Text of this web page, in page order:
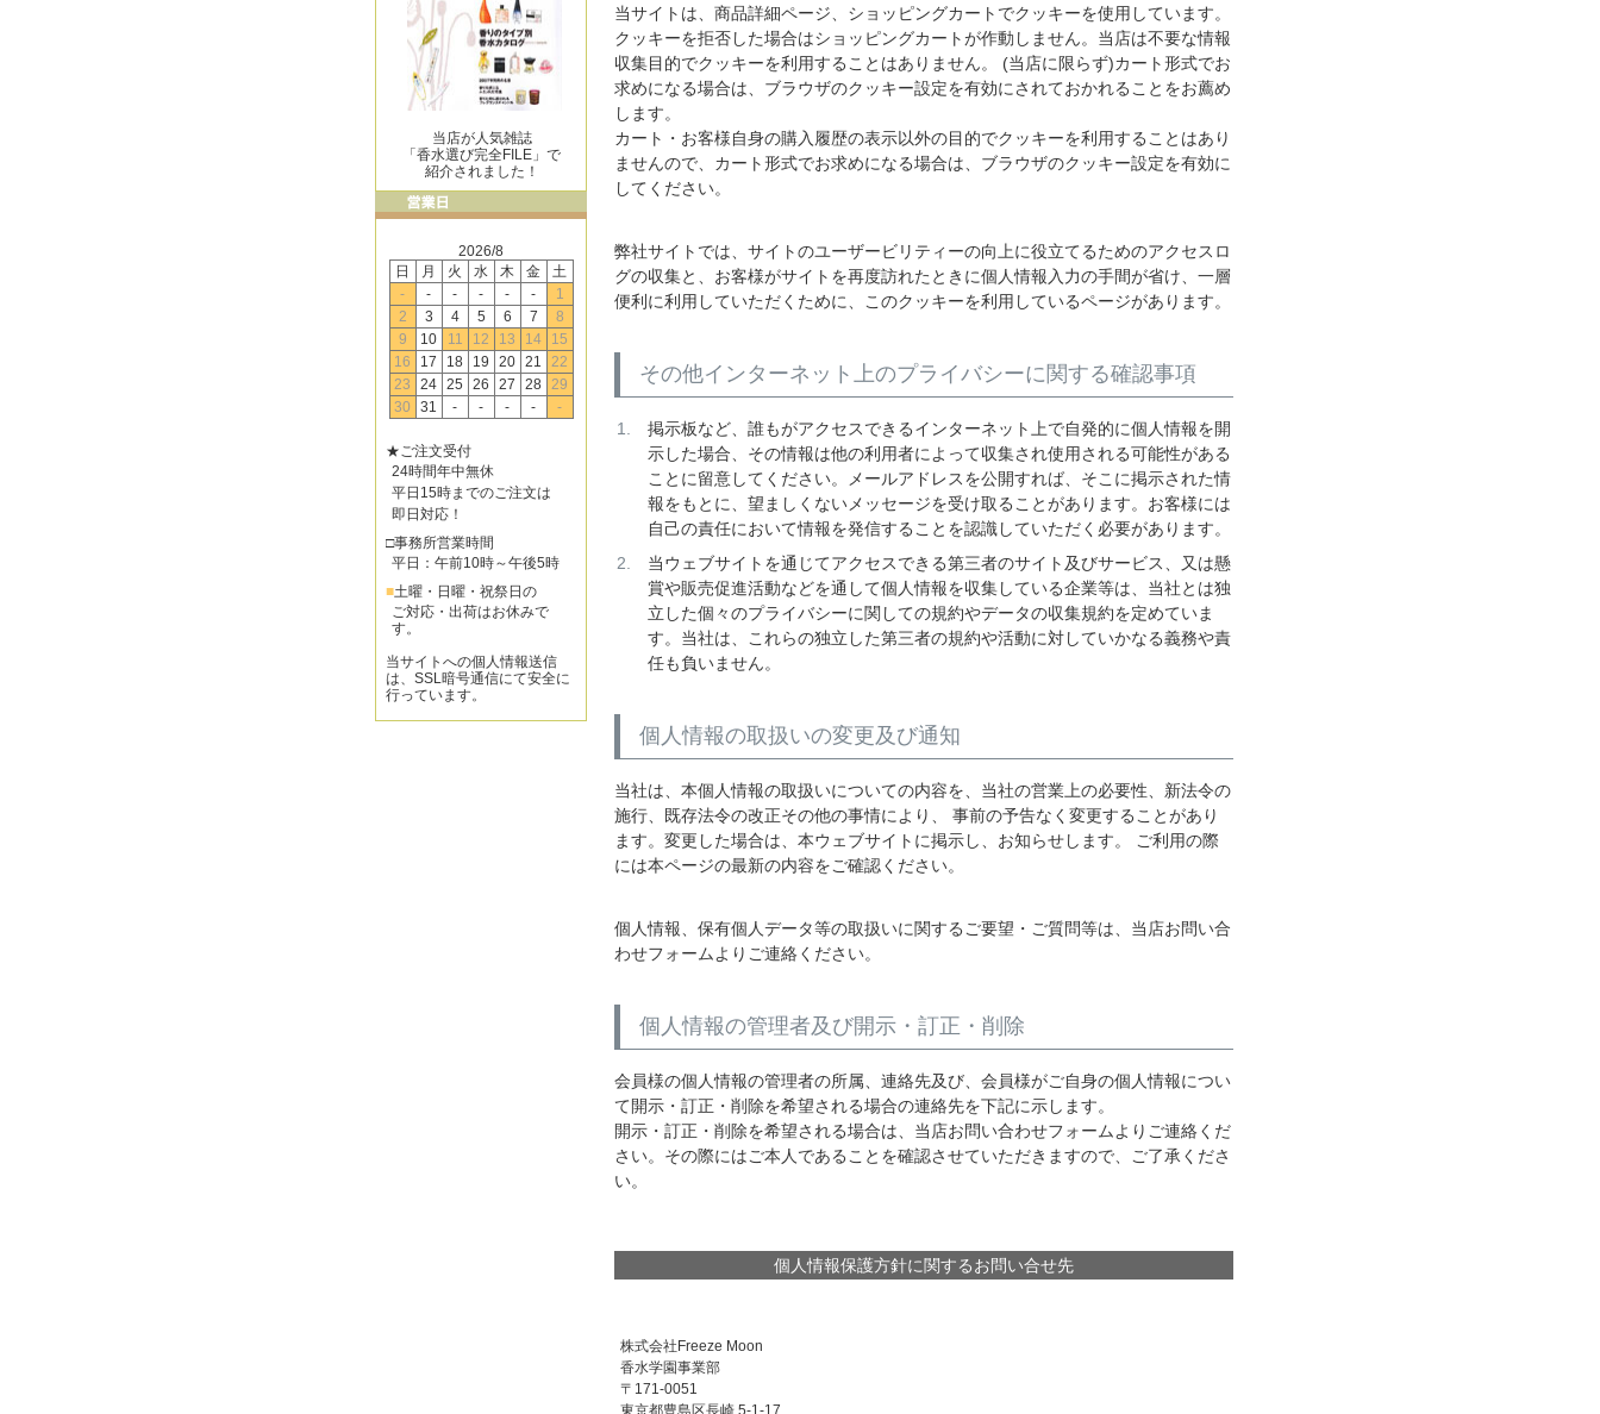
当サイトは、商品詳細ページ、ショッピングカートでクッキーを使用しています。
クッキーを拒否した場合はショッピングカートが作動しません。当店は不要な情報
収集目的でクッキーを利用することはありません。 (当店に限らず)カート形式でお
求めになる場合は、ブラウザのクッキー設定を有効にされておかれることをお薦め
します。
カート・お客様自身の購入履歴の表示以外の目的でクッキーを利用することはあり
ませんので、カート形式でお求めになる場合は、ブラウザのクッキー設定を有効に
してください。
弊社サイトでは、サイトのユーザービリティーの向上に役立てるためのアクセスロ
グの収集と、お客様がサイトを再度訪れたときに個人情報入力の手間が省け、一層
便利に利用していただくために、このクッキーを利用しているページがあります。
その他インターネット上のプライバシーに関する確認事項
掲示板など、誰もがアクセスできるインターネット上で自発的に個人情報を開
示した場合、その情報は他の利用者によって収集され使用される可能性がある
ことに留意してください。メールアドレスを公開すれば、そこに掲示された情
報をもとに、望ましくないメッセージを受け取ることがあります。お客様には
自己の責任において情報を発信することを認識していただく必要があります。
当ウェブサイトを通じてアクセスできる第三者のサイト及びサービス、又は懸
賞や販売促進活動などを通して個人情報を収集している企業等は、当社とは独
立した個々のプライバシーに関しての規約やデータの収集規約を定めていま
す。当社は、これらの独立した第三者の規約や活動に対していかなる義務や責
任も負いません。
個人情報の取扱いの変更及び通知
当社は、本個人情報の取扱いについての内容を、当社の営業上の必要性、新法令の
施行、既存法令の改正その他の事情により、 事前の予告なく変更することがあり
ます。変更した場合は、本ウェブサイトに掲示し、お知らせします。 ご利用の際
には本ページの最新の内容をご確認ください。
個人情報、保有個人データ等の取扱いに関するご要望・ご質問等は、当店お問い合
わせフォームよりご連絡ください。
個人情報の管理者及び開示・訂正・削除
会員様の個人情報の管理者の所属、連絡先及び、会員様がご自身の個人情報につい
て開示・訂正・削除を希望される場合の連絡先を下記に示します。
開示・訂正・削除を希望される場合は、当店お問い合わせフォームよりご連絡くだ
さい。その際にはご本人であることを確認させていただきますので、ご了承くださ
い。
個人情報保護方針に関するお問い合せ先
株式会社Freeze Moon
香水学園事業部
171-0051
東京都豊島区長崎 5-1-17
当店が人気雑誌
「香水選び完全FILE」で
紹介されました！
2026/8
日
月 火 水 木 金
土
-
- - - - -
1
2
3 4 5 6 7
8
9
10 11 12 13 14
15
16
17 18 19 20 21
22
23
24 25 26 27 28 29
30
31 - - - - -
★ご注文受付
24時間年中無休
平日15時までのご注文は
即日対応！
□事務所営業時間
平日：午前10時～午後5時
■土曜・日曜・祝祭日の
ご対応・出荷はお休みで
す。
当サイトへの個人情報送信
は、SSL暗号通信にて安全に
行っています。